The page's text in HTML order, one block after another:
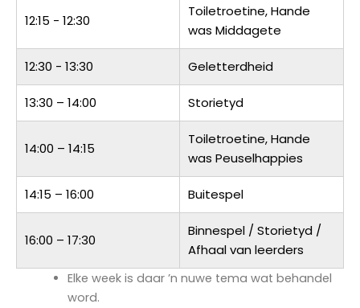
12:15 - 12:30
Toiletroetine, Hande
was Middagete
12:30 - 13:30 Geletterdheid
13:30 – 14:00 Storietyd
14:00 – 14:15
Toiletroetine, Hande
was Peuselhappies
14:15 – 16:00 Buitespel
16:00 – 17:30
Binnespel / Storietyd /
Afhaal van leerders
Elke week is daar ʼn nuwe tema wat behandel
word.